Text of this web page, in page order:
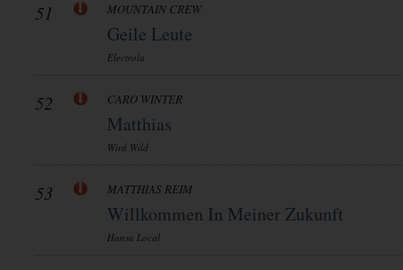
51 MOUNTAIN CREW
Geile Leute
Electrola
52 CARO WINTER
Matthias
Wird Wild
53 MATTHIAS REIM
Willkommen In Meiner Zukunft
Hansa Local